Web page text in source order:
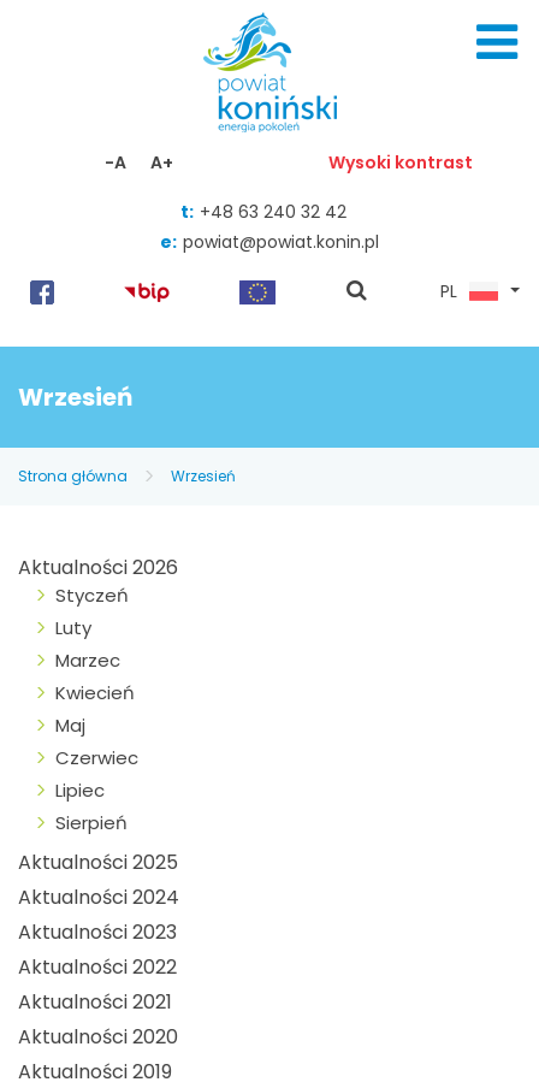
-A A+ Wysoki kontrast
t: +48 63 240 32 42
e: powiat@powiat.konin.pl
pokaż
PL
Wrzesień
Strona główna Wrzesień
Aktualności 2026
Styczeń
Luty
Marzec
Kwiecień
Maj
Czerwiec
Lipiec
Sierpień
Aktualności 2025
Aktualności 2024
Aktualności 2023
Aktualności 2022
Aktualności 2021
Aktualności 2020
Aktualności 2019